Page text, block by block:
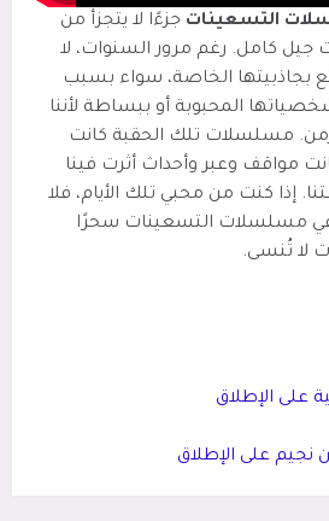
التسعينات جزءًا لا يتجزأ من
جيل كامل. رغم مرور السنوات، لا
بجاذبيتها الخاصة، سواء بسبب
المحبوبة أو ببساطة لأننا
مسلسلات تلك الحقبة كانت
مواقف وعبر وأحداث أثرت فينا
إذا كنت من محبي تلك الأيام، فلا
مسلسلات التسعينات سحرًا
لا تُنسى.
الإطلاق
على الإطلاق